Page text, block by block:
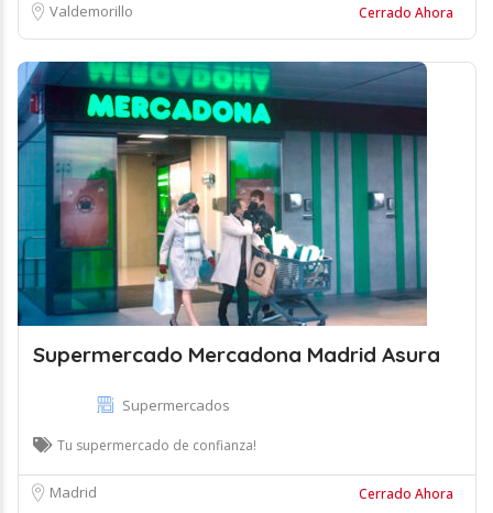
Valdemorillo Cerrado Ahora
Supermercado Mercadona Madrid Asura
Supermercados
Tu supermercado de confianza!
Madrid Cerrado Ahora